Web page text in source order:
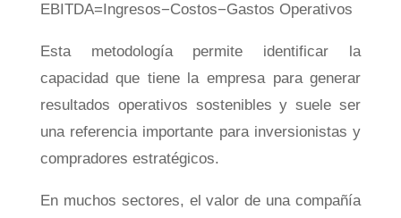
EBITDA=Ingresos−Costos−Gastos Operativos
Esta metodología permite identificar la
capacidad que tiene la empresa para generar
resultados operativos sostenibles y suele ser
una referencia importante para inversionistas y
compradores estratégicos.
En muchos sectores, el valor de una compañía